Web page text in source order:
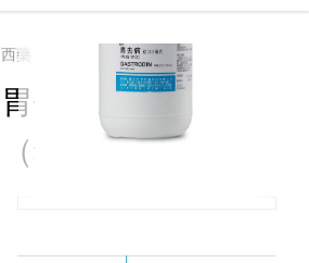
西藥 胃腸系統用藥
胃去病錠200毫克
（希每得定）